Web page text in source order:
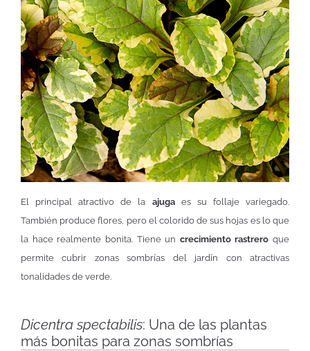
El principal atractivo de la ajugaes su follaje variegado.
También produce flores, pero el colorido de sus hojas es lo que
la hace realmente bonita. Tiene un crecimiento rastrero que
permite cubrir zonas sombrías del jardín con atractivas
tonalidades de verde.
Dicentra spectabilis: Una de las plantas
más bonitas para zonas sombrías